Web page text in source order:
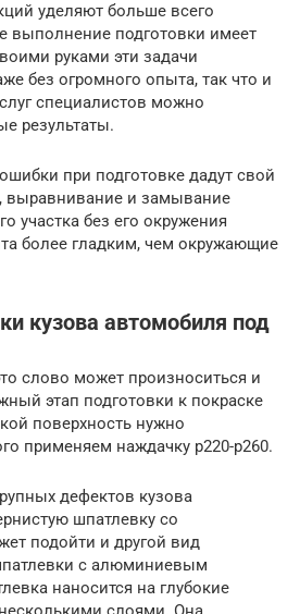
уделяют больше всего
выполнение подготовки имеет
руками эти задачи
без огромного опыта, так что и
специалистов можно
результаты.
при подготовке дадут свой
выравнивание и замывание
участка без его окружения
более гладким, чем окружающие
кузова автомобиля под
слово может произноситься и
этап подготовки к покраске
поверхность нужно
применяем наждачку р220-р260.
дефектов кузова
шпатлевку со
подойти и другой вид
с алюминиевым
наносится на глубокие